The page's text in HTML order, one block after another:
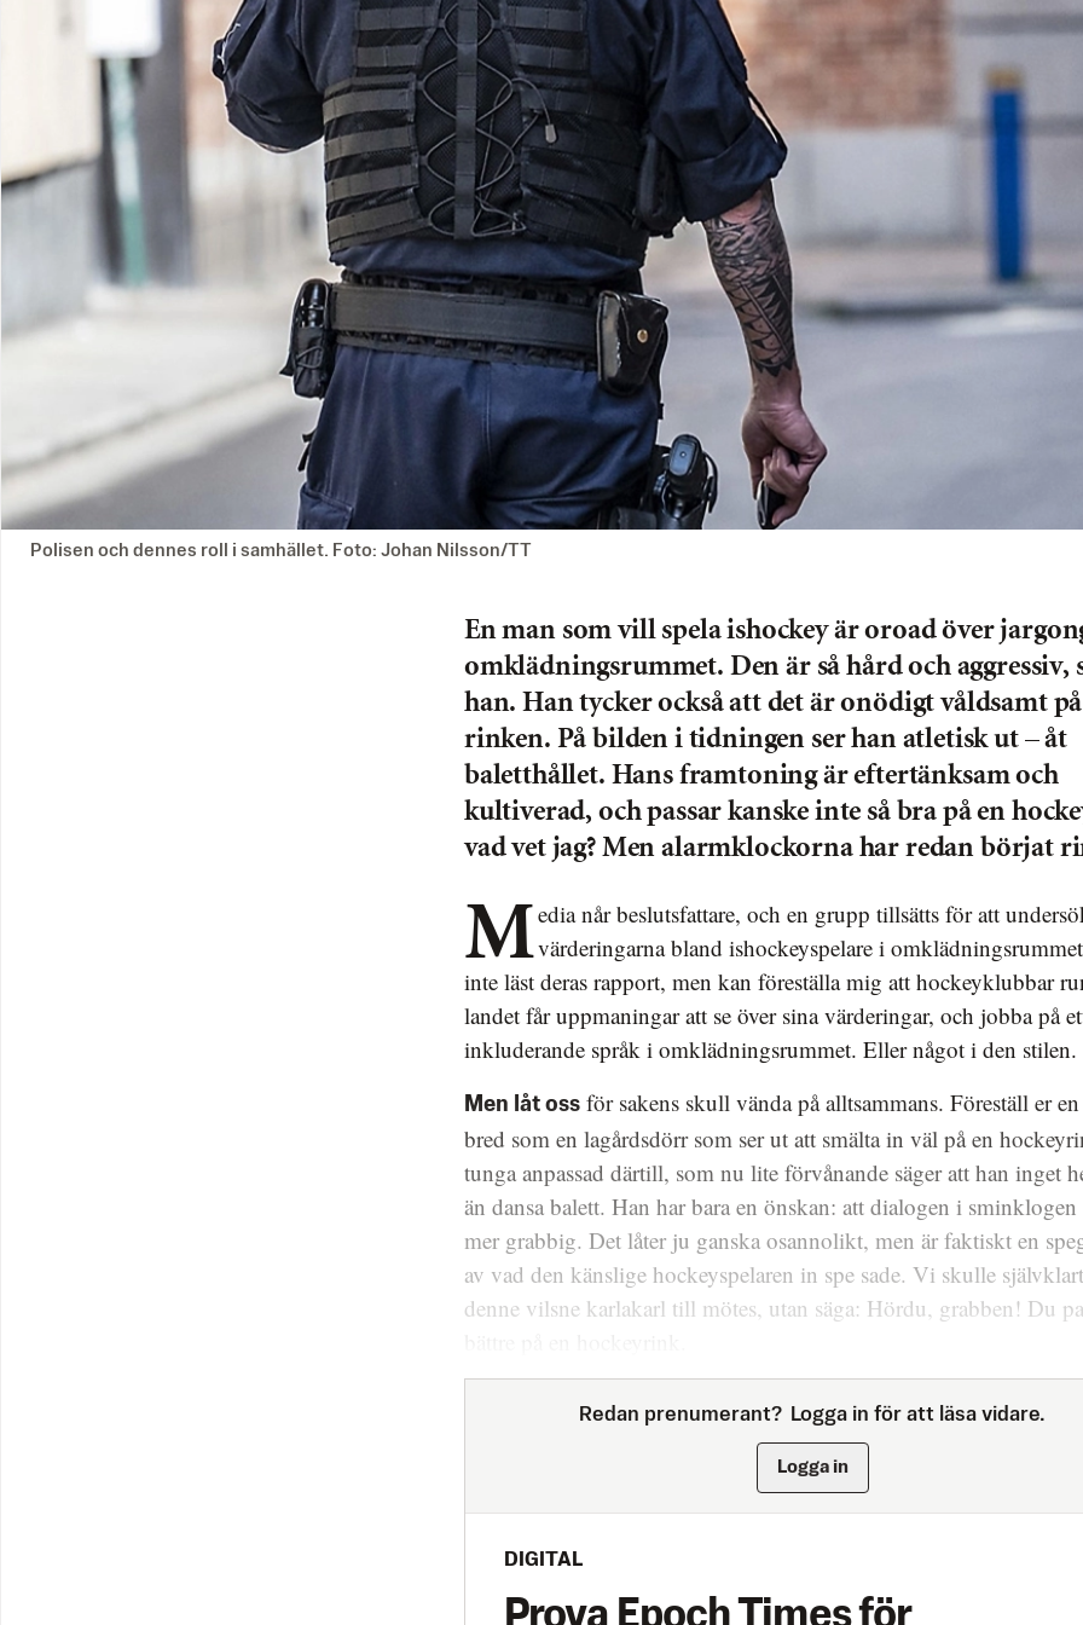
Polisen och dennes roll i samhället. Foto: Johan Nilsson/TT
En man som vill spela ishockey är oroad över
omklädningsrummet. Den är så hård och aggressiv,
han. Han tycker också att det är onödigt våldsamt på
rinken. På bilden i tidningen ser han atletisk ut – åt
baletthållet. Hans framtoning är eftertänksam och
kultiverad, och passar kanske inte så bra på en
vad vet jag? Men alarmklockorna har redan börjat
Media når beslutsfattare, och en grupp tillsätts för att undersökavärderingarna bland ishockeyspelare i
inte läst deras rapport, men kan föreställa mig att hockeyklubbar
landet får uppmaningar att se över sina värderingar, och jobba på
inkluderande språk i omklädningsrummet. Eller något i den stilen.
Men låt oss för sakens skull vända på alltsammans. Föreställ er
bred som en lagårdsdörr som ser ut att smälta in väl på en
tunga anpassad därtill, som nu lite förvånande säger att han inget
än dansa balett. Han har bara en önskan: att dialogen i
mer grabbig. Det låter ju ganska osannolikt, men är faktiskt en
av vad den känslige hockeyspelaren in spe sade. Vi skulle
denne vilsne karlakarl till mötes, utan säga: Hördu, grabben! Du
Redan prenumerant? Logga in för att läsa vidare.
Logga in
DIGITAL